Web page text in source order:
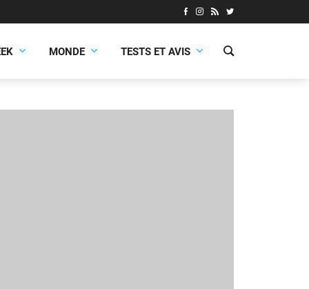
MONDE TESTS ET AVIS